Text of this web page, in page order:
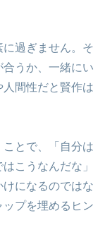
過ぎません。そ
うか、一緒にい
間性だと賢作は
とで、「自分は
こうなんだな」
になるのではな
プを埋めるヒン